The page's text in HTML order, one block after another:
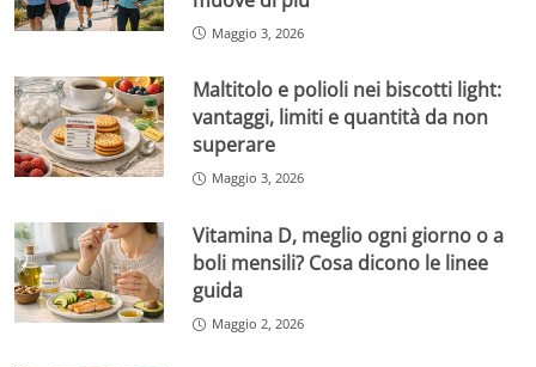
Maggio 3, 2026
Maltitolo e polioli nei biscotti light:
vantaggi, limiti e quantità da non
superare
Maggio 3, 2026
Vitamina D, meglio ogni giorno o a
boli mensili? Cosa dicono le linee
guida
Maggio 2, 2026